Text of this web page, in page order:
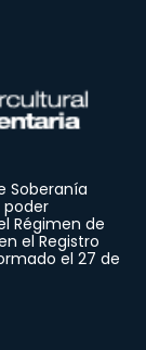
Soberanía
poder
Régimen de
el Registro
el 27 de